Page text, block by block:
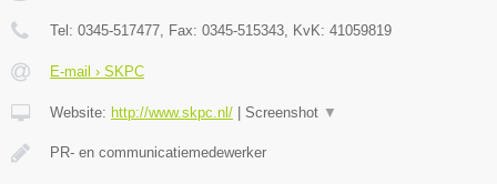
Tel: 0345-517477, Fax: 0345-515343, KvK: 41059819
E-mail › SKPC
Website: http://www.skpc.nl/ Screenshot ▼
PR- en communicatiemedewerker